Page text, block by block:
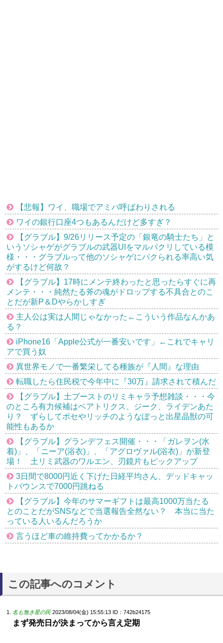
【悲報】ワイ、職場でアミバ呼ばわりされる
ワイの銀行口座4つもあるんだけど多すぎ？
【グラブル】9/26リリース予定の「銀竜の騎士たち」と
いうソシャゲがグラブルの武器UIをマルパクリしている模
様・・・グラブルって他のソシャゲにパクられる率高い気
がするけど何故？
【グラブル】17時にメンテ終わったと思ったらすぐに再
メンテ・・・純然たる斧の魂がドロップする不具合とのこ
とだが新P＆Dやらかしすぎ
主人公は実は人間じゃなかった←こういう作品なんかあ
る？
iPhone16「Apple公式が一番安いです」←これでキャリ
アで買う奴
異世界モノで一番繁栄してる種族が『人間』な理由
転職したら住民税で今年中に『30万』請求されて積んだ
【グラブル】土ブーストのリミキャラ予想雑談・・・今
のところ有力候補はベアトリクス、ジーク、ライデンあた
り？ ずらしてポセやリッチのようなぽっと出星晶獣の可
能性もあるか
【グラブル】グランデフェス開催・・・「ガレヲン(水
着)」、「ニーア(浴衣)」、「アグロヴァル(浴衣)」が新登
場！ 土リミ武器のワルエン、刃鏡片もピックアップ
3日間で8000円近く下げた日経平均さん、デッドキャッ
トバウンスで7000円跳ねる
【グラブル】今年のサマーギフトは最高1000万当たる
とのことだがSNSなどで当選報告全然ない？ 本当に当た
っている人いるんだろうか
言うほど車の維持費ってかかるか？
この記事へのコメント
名も無き星の民 2023/08/04(金) 15:55:13 ID：742b24175
まず発売日が決まってから言え定期